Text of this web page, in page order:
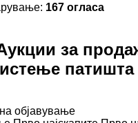
167 огласа
за
патишта
објавување